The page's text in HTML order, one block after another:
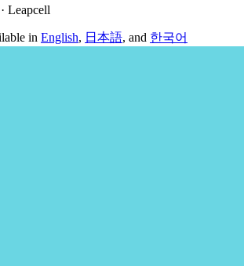
Leapcell
in English, 日本語, and 한국어